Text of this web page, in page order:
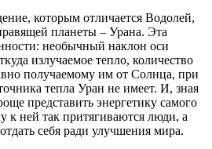
которым отличается Водолей,
планеты – Урана. Эта
необычный наклон оси
излучаемое тепло, количество
получаемому им от Солнца, при
тепла Уран не имеет. И, зная
представить энергетику самого
к ней так притягиваются люди, а
себя ради улучшения мира.